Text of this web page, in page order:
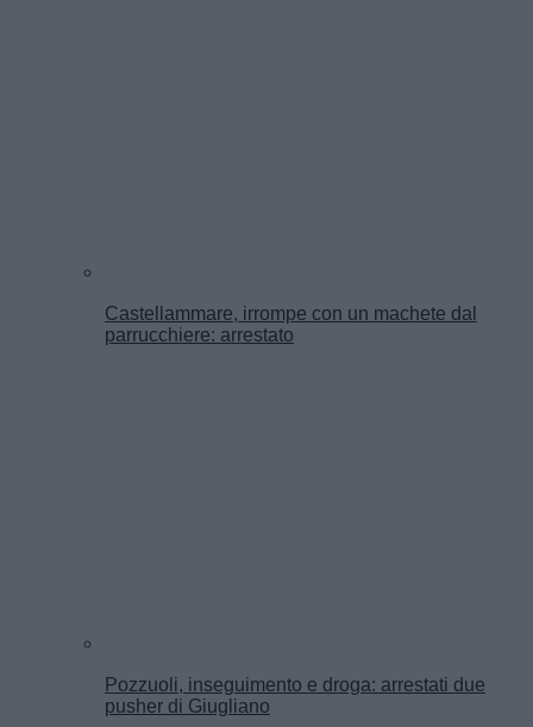
Castellammare, irrompe con un machete dal
parrucchiere: arrestato
Pozzuoli, inseguimento e droga: arrestati due
pusher di Giugliano